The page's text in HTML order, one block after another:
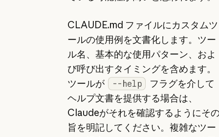
CLAUDE.md ファイルにカスタムツ
ールの使用例を文書化します。ツー
ル名、基本的な使用パターン、およ
び呼び出すタイミングを含めます。
ツールが
--help
フラグを介して
ヘルプ文書を提供する場合は、
Claudeがそれを確認するようにそ
旨を明記してください。複雑なツー